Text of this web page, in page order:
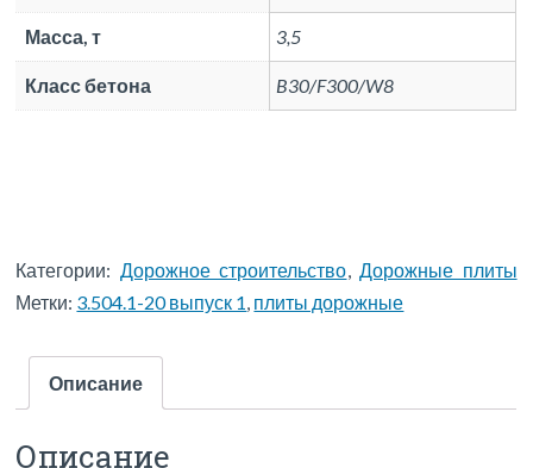
Масса, т 3,5
Класс бетона B30/F300/W8
Категории: Дорожное строительство
Дорожные плиты
Метки: 3.504.1-20 выпуск 1 плиты дорожные
Описание
Описание